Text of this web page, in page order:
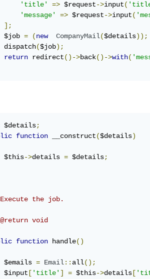
'title'
=> $request->input(
'message'
=> $request->input(
];
$job
= (new CompanyMail($details));
dispatch
($job);
return redirect()->back()->with(
$details;
function __construct($details)
$this
->details = $details;
the job.
void
function handle()
$emails
= Email:: all();
$input
[ 'title' ] = $this->details [